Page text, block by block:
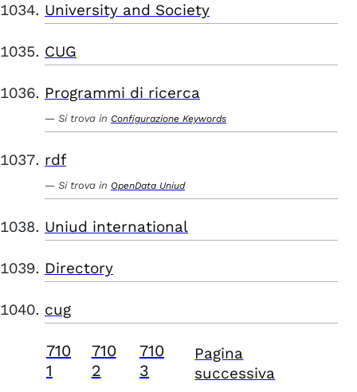
University and Society
CUG
Programmi di ricerca
Si trova in Configurazione Keywords
rdf
Si trova in OpenData Uniud
Uniud international
Directory
cug
710
1
710
2
710
3
Pagina
successiva